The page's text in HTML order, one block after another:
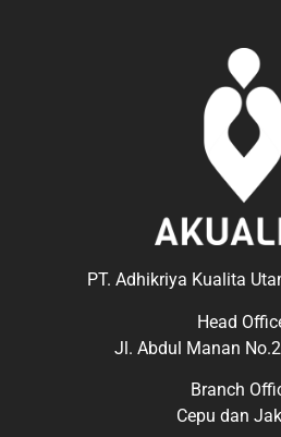
PT. Adhikriya Kualita
Head
Jl. Abdul Manan
Branch
Cepu dan